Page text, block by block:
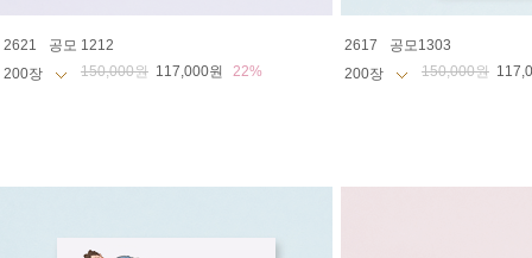
2621
공모 1212
150,000원 117,000원 22%
2617
공모1303
150,000원